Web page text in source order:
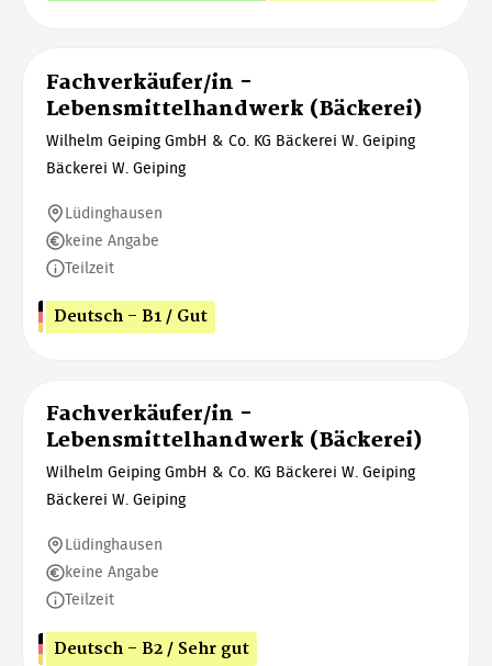
Fachverkäufer/in -
Lebensmittelhandwerk (Bäckerei)
Wilhelm Geiping GmbH & Co. KG Bäckerei W. Geiping
Bäckerei W. Geiping
Lüdinghausen
keine Angabe
Teilzeit
Deutsch - B1 / Gut
Fachverkäufer/in -
Lebensmittelhandwerk (Bäckerei)
Wilhelm Geiping GmbH & Co. KG Bäckerei W. Geiping
Bäckerei W. Geiping
Lüdinghausen
keine Angabe
Teilzeit
Deutsch - B2 / Sehr gut